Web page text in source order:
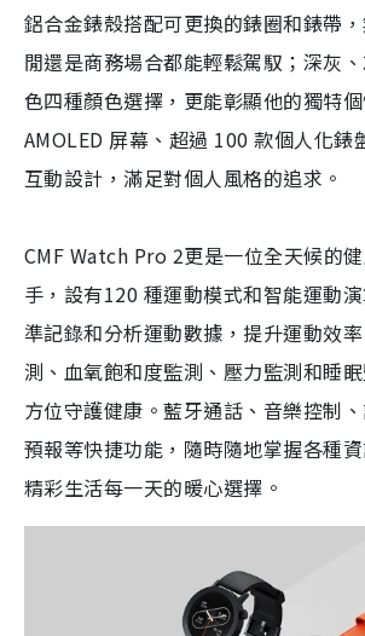
鋁合金錶殼搭配可更換的錶圈和錶帶
閒還是商務場合都能輕鬆駕馭；深灰
色四種顏色選擇，更能彰顯他的獨特
AMOLED 屏幕、超過 100 款個人化錶
互動設計，滿足對個人風格的追求。
CMF Watch Pro 2更是一位全天候的
手，設有120 種運動模式和智能運動
準記錄和分析運動數據，提升運動效
測、血氧飽和度監測、壓力監測和睡
方位守護健康。藍牙通話、音樂控制
預報等快捷功能，隨時隨地掌握各種
精彩生活每一天的暖心選擇。